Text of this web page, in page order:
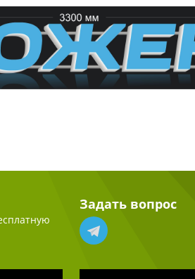
Задать вопрос